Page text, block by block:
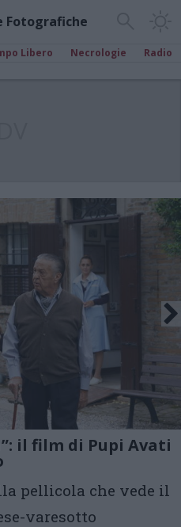
Fotografiche
Libero Necrologie Radio
il film di Pupi Avati
pellicola che vede il
varesotto